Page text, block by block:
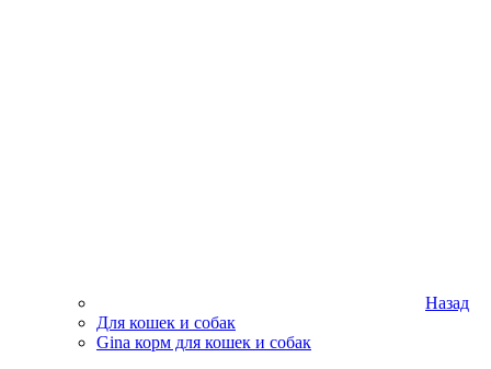
Назад
Для кошек и собак
Gina корм для кошек и собак